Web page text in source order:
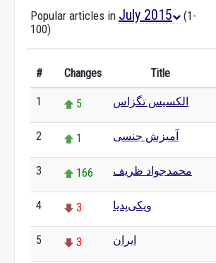
Popular articles in July 2015
(1-
100)
# Changes Title
1 5 الکسیس تگزاس
2 1 آمیزش جنسی
3 166 محمدجواد ظریف
4 3 ویکی‌پدیا
5 3 ایران